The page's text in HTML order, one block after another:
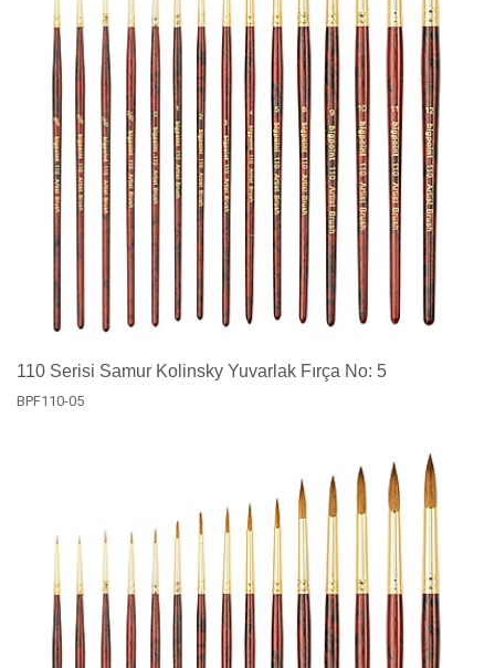
110 Serisi Samur Kolinsky Yuvarlak Fırça No: 5
BPF110-05